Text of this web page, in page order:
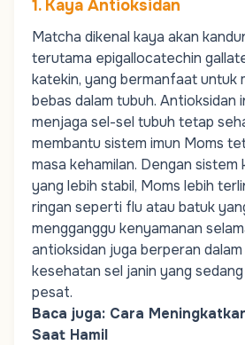
1. Kaya Antioksidan
Matcha dikenal kaya akan
terutama epigallocatechin
katekin, yang bermanfaat untuk
bebas dalam tubuh. Antioksidan
menjaga sel-sel tubuh tetap
membantu sistem imun Moms
masa kehamilan. Dengan sistem
yang lebih stabil, Moms lebih
ringan seperti flu atau batuk
mengganggu kenyamanan
antioksidan juga berperan
kesehatan sel janin yang
pesat.
Baca juga: Cara
Saat Hamil